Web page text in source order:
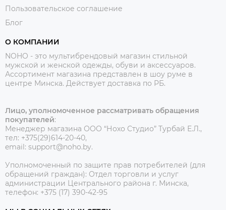
Пользовательское соглашение
Блог
О КОМПАНИИ
NOHO - это мультибрендовый магазин стильной
мужской и женской одежды, обуви и аксессуаров.
Ассортимент магазина представлен в шоу руме в
центре Минска. Действует доставка по РБ.
Лицо, уполномоченное рассматривать обращения
покупателей:
Менеджер магазина ООО “Нохо Студио” Турбай Е.Л.,
тел: +375(29)614-20-40,
email: support@noho.by.
Уполномоченный по защите прав потребителей (для
обращений граждан): Отдел торговли и услуг
администрации Центрального района г. Минска,
телефон: +375 (17) 390-42-95